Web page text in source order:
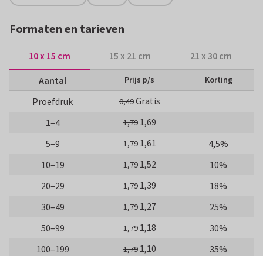
Formaten en tarieven
10 x 15 cm 15 x 21 cm 21 x 30 cm
Aantal Prijs p/s Korting
Proefdruk 0,49Gratis
1–4
1,79 1,69
5–9
1,79 1,61
4,5%
10–19
1,79 1,52
10%
20–29
1,79 1,39
18%
30–49
1,79 1,27
25%
50–99
1,79 1,18
30%
100–199
1,79 1,10
35%